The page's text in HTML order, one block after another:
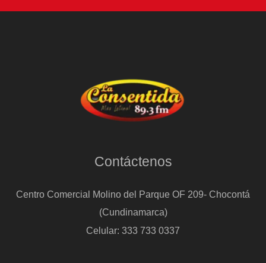
Contáctenos
Centro Comercial Molino del Parque OF 209- Chocontá
(Cundinamarca)
Celular: 333 733 0337